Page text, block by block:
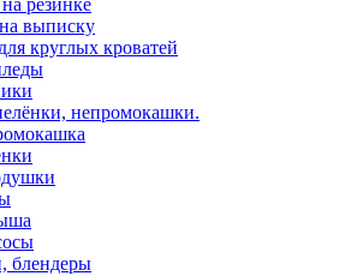
резинке
выписку
круглых кроватей
непромокашки.
блендеры